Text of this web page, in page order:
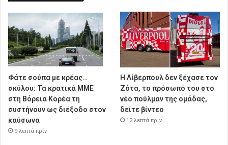
Φάτε σούπα με κρέας…
σκύλου: Τα κρατικά ΜΜΕ
στη Βόρεια Κορέα τη
συστήνουν ως διέξοδο στον
καύσωνα
9 λεπτά πρίν
Η Λίβερπουλ δεν ξέχασε τον
Ζότα, το πρόσωπό του στο
νέο πούλμαν της ομάδας,
δείτε βίντεο
12 λεπτά πρίν